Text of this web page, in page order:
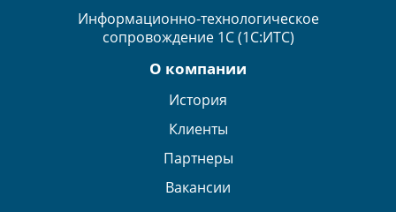
Информационно-технологическое
сопровождение 1С (1С:ИТС)
О компании
История
Клиенты
Партнеры
Вакансии